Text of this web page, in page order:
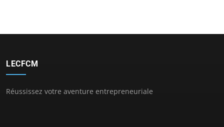
LECFCM
Réussissez votre aventure entrepreneuriale